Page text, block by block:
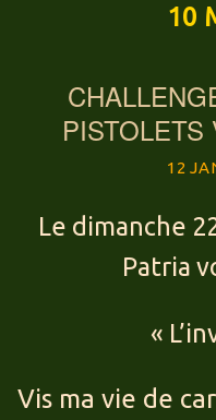
10
PISTOLETS
12
Le dimanche
Patria
«
Vis ma vie de